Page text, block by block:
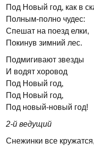
Под Новый год, как в
Полным-полно чудес:
Спешат на поезд елки,
Покинув зимний лес.
Подмигивают звезды
И водят хоровод
Под Новый год,
Под Новый год,
Под новый-новый год!
2-й ведущий
Снежинки все кружатся,